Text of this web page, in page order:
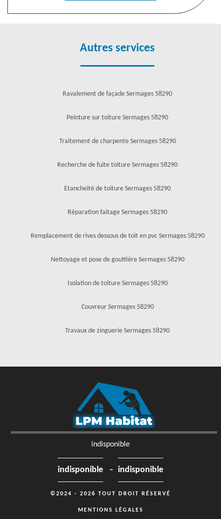
Autres services
Ravalement de façade Sermages 58290
Peinture sur toiture Sermages 58290
Traitement de charpente Sermages 58290
Recherche de fuite toiture Sermages 58290
Etancheité de toiture Sermages 58290
Réparation faitage Sermages 58290
Remplacement de rives dessous de toit en pvc Sermages 58290
Nettoyage et pose de gouttière Sermages 58290
Isolation de toiture Sermages 58290
Couvreur Sermages 58290
Travaux de zinguerie Sermages 58290
indisponible
indisponible - indisponible
©2024 - 2026 TOUT DROIT RÉSERVÉ
MENTIONS LÉGALES